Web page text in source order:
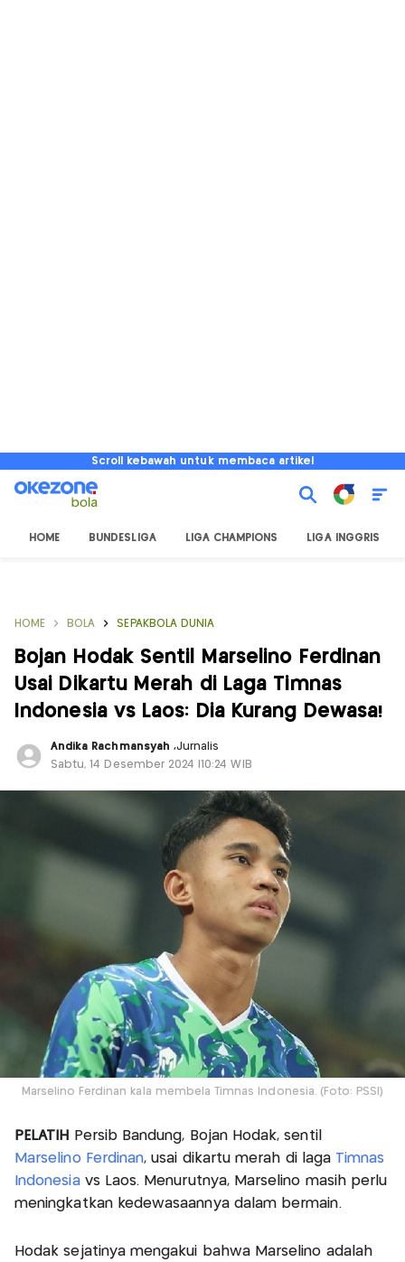
Scroll kebawah untuk membaca artikel
HOME BUNDESLIGA LIGA CHAMPIONS LIGA INGGRIS
HOME BOLA SEPAKBOLA DUNIA
Bojan Hodak Sentil Marselino Ferdinan
Usai Dikartu Merah di Laga Timnas
Indonesia vs Laos: Dia Kurang Dewasa!
Andika Rachmansyah ,Jurnalis
Sabtu, 14 Desember 2024 |10:24 WIB
Marselino Ferdinan kala membela Timnas Indonesia. (Foto: PSSI)
PELATIH
Persib Bandung, Bojan Hodak, sentil
Marselino Ferdinan, usai dikartu merah di laga Timnas
Indonesiavs Laos. Menurutnya, Marselino masih perlu
meningkatkan kedewasaannya dalam bermain.
Hodak sejatinya mengakui bahwa Marselino adalah